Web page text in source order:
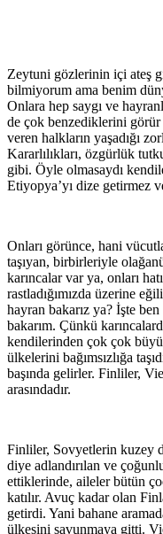
Zeytuni gözlerinin içi ateş
bilmiyorum ama benim
Onlara hep saygı ve
de çok benzediklerini
veren halkların yaşadığı
Kararlılıkları, özgürlük
gibi. Öyle olmasaydı
Etiyopya’yı dize getirmez
Onları görünce, hani
taşıyan, birbirleriyle
karıncalar var ya, onları
rastladığımızda üzerine
hayran bakarız ya? İşte
bakarım. Çünkü
kendilerinden çok çok
ülkelerini bağımsızlığa
başında gelirler. Finliler,
arasındadır.
Finliler, Sovyetlerin kuzey
diye adlandırılan ve
ettiklerinde, aileler bütün
katılır. Avuç kadar olan
getirdi. Yani bahane
ülkesini savunmaya gitti.